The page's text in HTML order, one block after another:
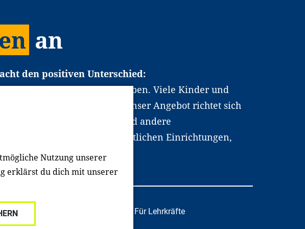
an
den positiven Unterschied:
erfolgreichen Berufsleben. Viele Kinder und
Schwierigkeiten dabei. Unser Angebot richtet sich
Lehrer*innen und andere
Ministerien, wissenschaftlichen Einrichtungen,
zusammen.
Familien
Für Lehrkräfte
Nutzung unserer
erklärst du dich mit unserer